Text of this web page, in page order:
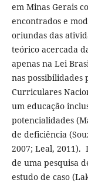
em Minas Gerais
encontrados e
oriundas das
teórico acercada
apenas na Lei
nas possibilidades
Curriculares
um educação
potencialidades
de deficiência
2007; Leal, 2011).
de uma pesquisa
estudo de caso